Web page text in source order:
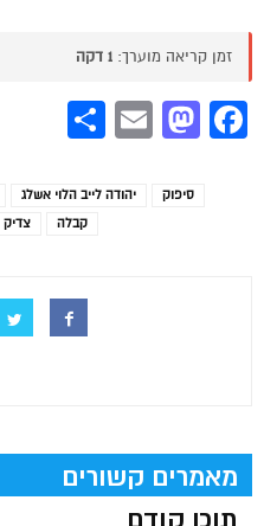
זמן קריאה מוערך: 1 דקה
Facebook
Mastodon
Email
יהודה לייב הלוי אשלג
סיפוק
צדיק קבלה
מאמרים קשורים